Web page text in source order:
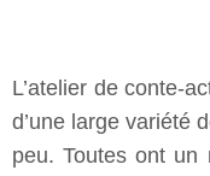
L’atelier de conte-
d’une large variété
peu. Toutes ont un